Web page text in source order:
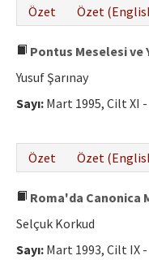
Özet Özet
Pontus Meselesi ve
Yusuf Şarınay
Sayı: Mart 1995, Cilt XI -
Özet
Özet
Roma'da Canonica
Selçuk Korkud
Sayı: Mart 1993, Cilt IX -